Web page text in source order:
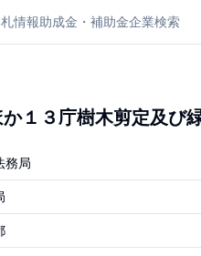
情報助成金・補助金企業検索
１３庁樹木剪定及び
務局